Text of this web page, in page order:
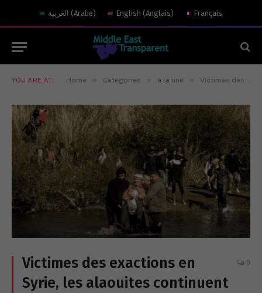
العربية (Arabe) English (Anglais) Français
YOU ARE AT: Home » Categories » à la une » Victimes des exactions en Syrie, les alaouites continuent de fuir vers le Liban
Victimes des exactions en
Syrie, les alaouites continuent
0